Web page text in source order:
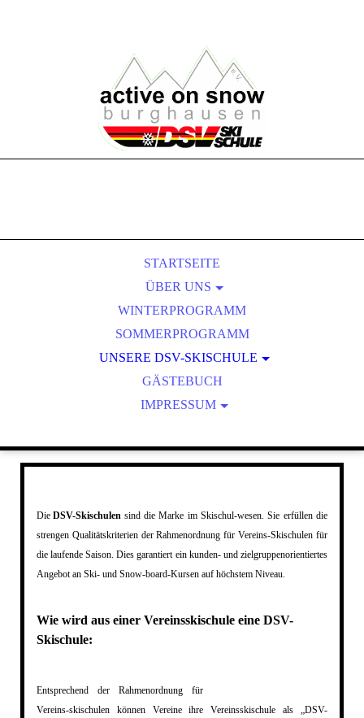
STARTSEITE
ÜBER UNS
VORSTANDSCHAFT
SKILEHRERTEAM
MITGLIEDSCHAFT
SATZUNG
ARCHIV
WINTERPROGRAMM
SOMMERPROGRAMM
UNSERE DSV-SKISCHULE
GRÜNDUNG
LIZENZIERUNG
GÄSTEBUCH
IMPRESSUM
HAFTUNGSAUSSCHLUSS
Die DSV-Skischulen sind die Marke im Skischul-wesen. Sie erfüllen die
strengen Qualitätskriterien der Rahmenordnung für Vereins-Skischulen für
die laufende Saison. Dies garantiert ein kunden- und zielgruppenorientiertes
Angebot an Ski- und Snow-board-Kursen auf höchstem Niveau.
Wie wird aus einer Vereinsskischule eine DSV-
Skischule:
Entsprechend der Rahmenordnung für
Vereins-skischulen können Vereine ihre Vereinsskischule als „DSV-